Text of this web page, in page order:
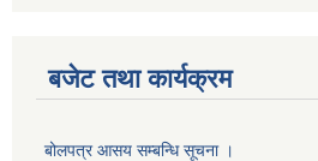
बजेट तथा कार्यक्रम
बोलपत्र आसय सम्बन्धि सूचना ।